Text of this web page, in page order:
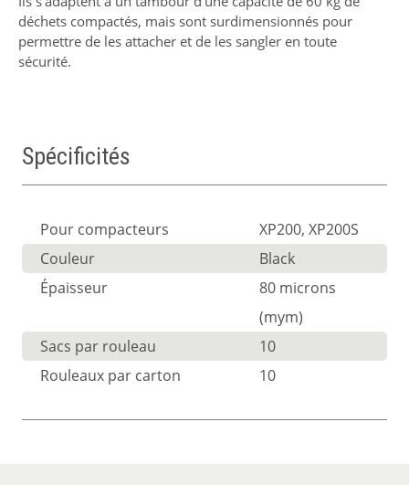
déchets compactés, mais sont surdimensionnés pour
permettre de les attacher et de les sangler en toute
sécurité.
Spécificités
Pour compacteurs
XP200, XP200S
Couleur
Black
Épaisseur
80 microns
(mym)
Sacs par rouleau
10
Rouleaux par carton
10